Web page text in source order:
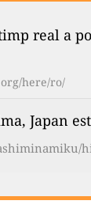
real a
here/ro/
Japan